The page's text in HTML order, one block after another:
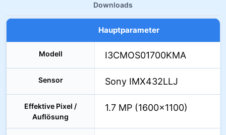
Downloads
Hauptparameter
Modell I3CMOS01700KMA
Sensor Sony IMX432LLJ
Effektive Pixel /
Auflösung
1.7 MP (1600×1100)